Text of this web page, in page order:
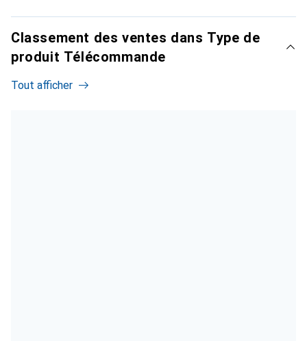
Classement des ventes dans Type de
produit Télécommande
Tout afficher